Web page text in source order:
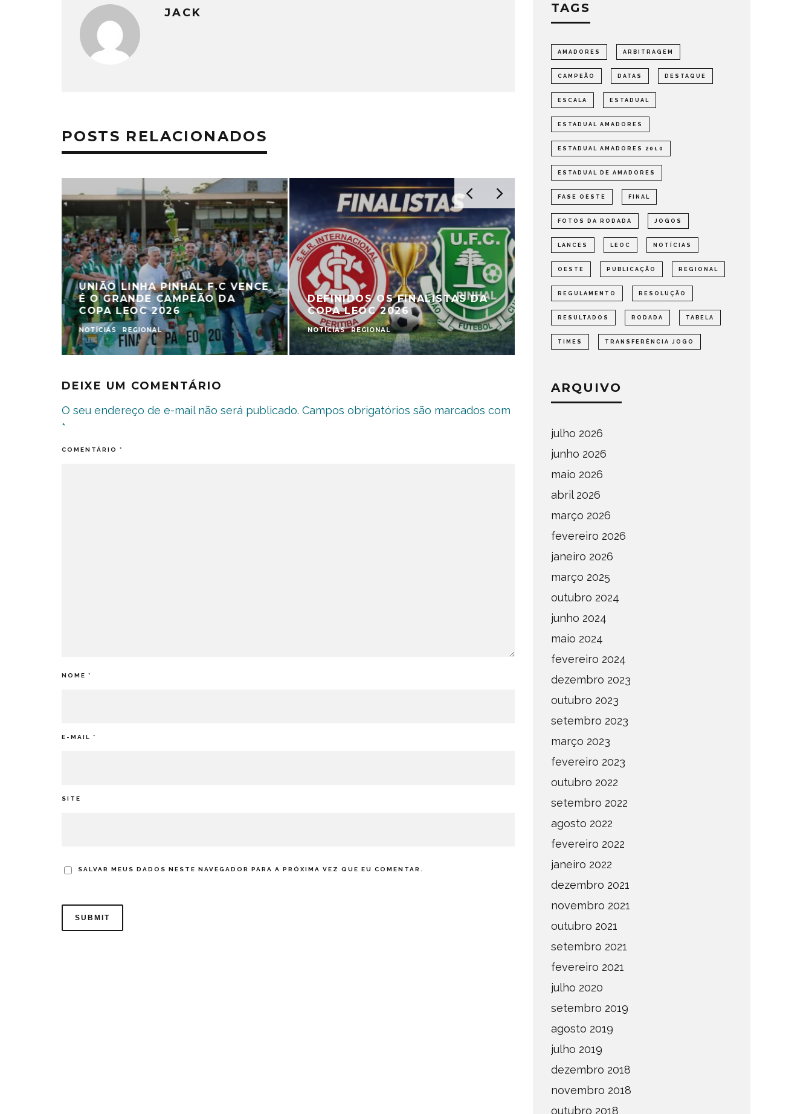
JACK
POSTS RELACIONADOS
UNIÃO LINHA PINHAL F.C VENCE
É O GRANDE CAMPEÃO DA
COPA LEOC 2026
NOTÍCIAS REGIONAL
DEFINIDOS OS FINALISTAS DA
COPA LEOC 2026
NOTÍCIAS REGIONAL
INICIADA A CORRIDA EM BUSCA
DE UMA VAGA NA GRANDE
FINAL DA COPA LEOC 2026
DEIXE UM COMENTÁRIO
O seu endereço de e-mail não será publicado. Campos obrigatórios são marcados com
*
COMENTÁRIO *
NOME *
E-MAIL *
SITE
SALVAR MEUS DADOS NESTE NAVEGADOR PARA A PRÓXIMA VEZ QUE EU COMENTAR.
TAGS
AMADORES ARBITRAGEM
CAMPEÃO DATAS DESTAQUE
ESCALA ESTADUAL
ESTADUAL AMADORES
ESTADUAL AMADORES 2010
ESTADUAL DE AMADORES
FASE OESTE FINAL
FOTOS DA RODADA JOGOS
LANCES LEOC NOTÍCIAS
OESTE PUBLICAÇÃO REGIONAL
REGULAMENTO RESOLUÇÃO
RESULTADOS RODADA TABELA
TIMES TRANSFERÊNCIA JOGO
ARQUIVO
julho 2026
junho 2026
maio 2026
abril 2026
março 2026
fevereiro 2026
janeiro 2026
março 2025
outubro 2024
junho 2024
maio 2024
fevereiro 2024
dezembro 2023
outubro 2023
setembro 2023
março 2023
fevereiro 2023
outubro 2022
setembro 2022
agosto 2022
fevereiro 2022
janeiro 2022
dezembro 2021
novembro 2021
outubro 2021
setembro 2021
fevereiro 2021
julho 2020
setembro 2019
agosto 2019
julho 2019
dezembro 2018
novembro 2018
outubro 2018